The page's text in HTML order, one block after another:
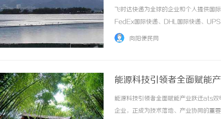
价格_上飞时达快递官网
飞时达快递为全球的企业和个人提供国
FedEx国际快递、DHL国际快递、
务。跨境卖家为满足快递尺寸限制、降
向阳便民网
能源科技引领者全面赋能
能源科技引领者全面赋能产业跃迁ats
企业，正成为技术落地、产业协同的重